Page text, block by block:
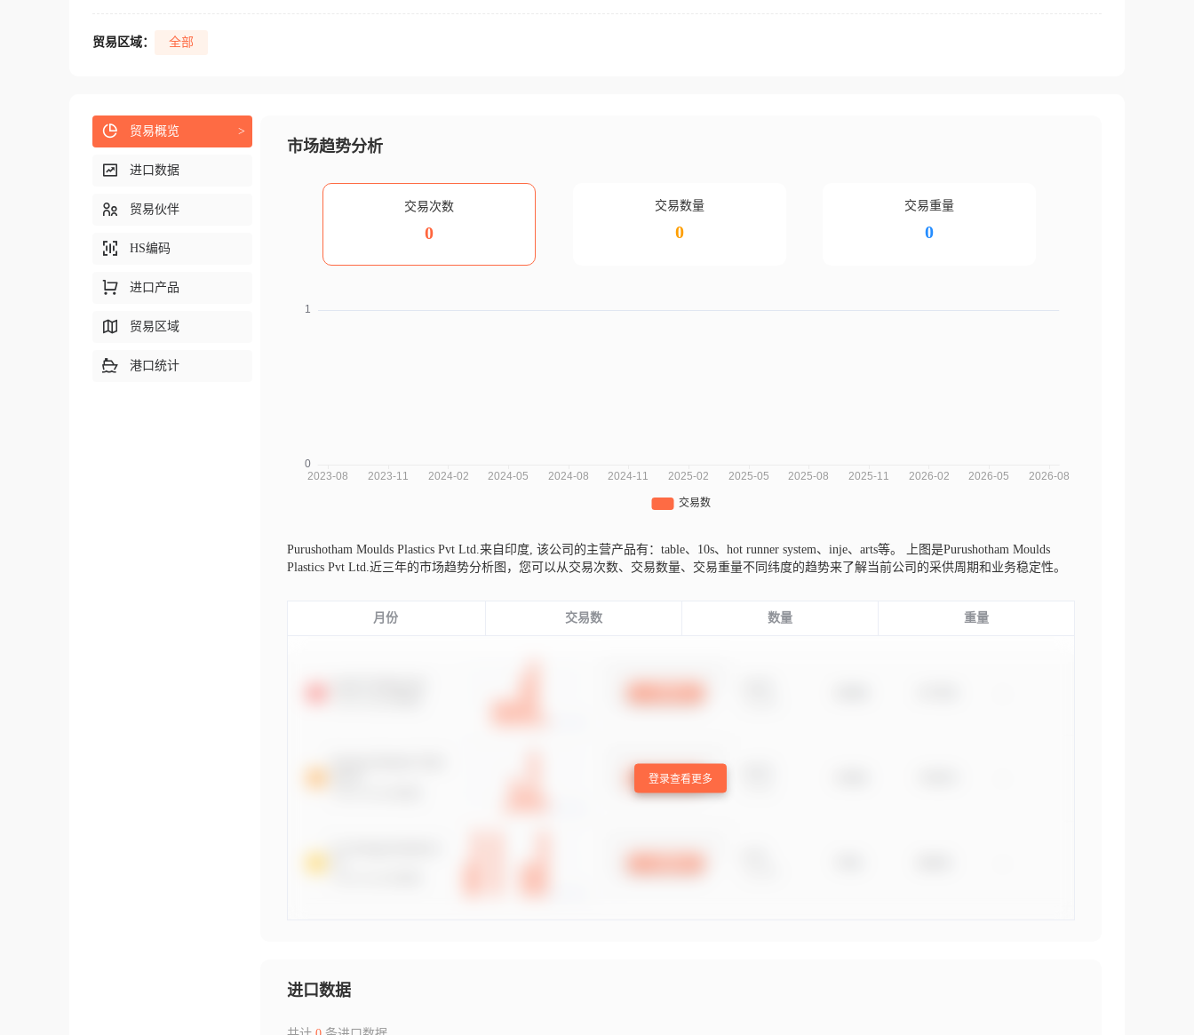
贸易区域： 全部
市场趋势分析
交易次数
0
交易数量
0
交易重量
0
Purushotham Moulds Plastics Pvt Ltd.来自印度, 该公司的主营产品有：table、10s、hot runner system、inje、arts等。
上图是Purushotham Moulds
Plastics Pvt Ltd.近三年的市场趋势分析图，您可以从交易次数、交易数量、交易重量不同纬度的趋势来了解当前公司的采供周期和业务稳定性。
月份 交易数 数量 重量
登录查看更多
进口数据
贸易概览 >
进口数据
贸易伙伴
HS编码
进口产品
贸易区域
港口统计